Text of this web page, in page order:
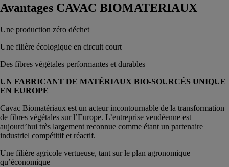
Avantages CAVAC BIOMATERIAUX
Une production zéro déchet
Une filière écologique en circuit court
Des fibres végétales performantes et durables
UN FABRICANT DE MATÉRIAUX BIO-SOURCÉS UNIQUE
EN EUROPE
Cavac Biomatériaux est un acteur incontournable de la transformation
de fibres végétales sur l’Europe. L’entreprise vendéenne est
aujourd’hui très largement reconnue comme étant un partenaire
industriel compétitif et réactif.
Une filière agricole vertueuse, tant sur le plan agronomique
qu’économique